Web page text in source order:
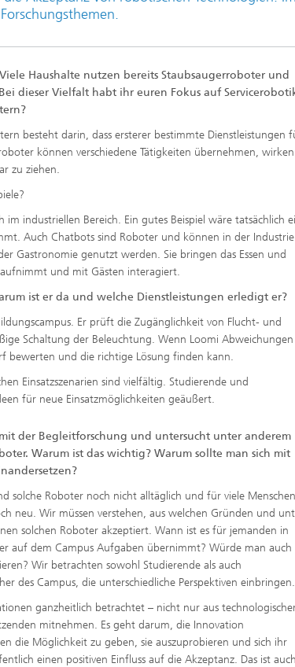
Haushalte nutzen bereits Staubsaugerroboter und
dieser Vielfalt habt ihr euren Fokus auf
besteht darin, dass ersterer bestimmte Dienstleistungen
können verschiedene Tätigkeiten übernehmen, wirken
zu ziehen.
industriellen Bereich. Ein gutes Beispiel wäre tatsächlich
Auch Chatbots sind Roboter und können in der Industrie
Gastronomie genutzt werden. Sie bringen das Essen und
und mit Gästen interagiert.
ist er da und welche Dienstleistungen erledigt er?
Er prüft die Zugänglichkeit von Flucht- und
Schaltung der Beleuchtung. Wenn Loomi Abweichungen
bewerten und die richtige Lösung finden kann.
Einsatzszenarien sind vielfältig. Studierende und
für neue Einsatzmöglichkeiten geäußert.
der Begleitforschung und untersucht unter anderem
Warum ist das wichtig? Warum sollte man sich mit
solche Roboter noch nicht alltäglich und für viele Menschen
neu. Wir müssen verstehen, aus welchen Gründen und
solchen Roboter akzeptiert. Wann ist es für jemanden in
auf dem Campus Aufgaben übernimmt? Würde man auch
Wir betrachten sowohl Studierende als auch
des Campus, die unterschiedliche Perspektiven einbringen.
ganzheitlich betrachtet – nicht nur aus
mitnehmen. Es geht darum, die Innovation
die Möglichkeit zu geben, sie auszuprobieren und sich ihr
einen positiven Einfluss auf die Akzeptanz. Das ist auch